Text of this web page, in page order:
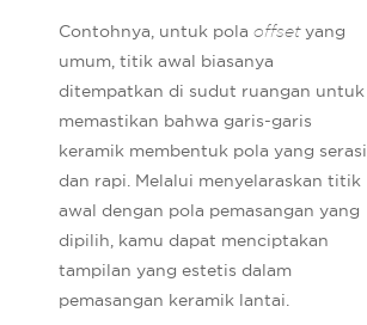
Contohnya, untuk polaoffsetyang
umum, titik awal biasanya
ditempatkan di sudut ruangan untuk
memastikan bahwa garis-garis
keramik membentuk pola yang serasi
dan rapi. Melalui menyelaraskan titik
awal dengan pola pemasangan yang
dipilih, kamu dapat menciptakan
tampilan yang estetis dalam
pemasangan keramik lantai.